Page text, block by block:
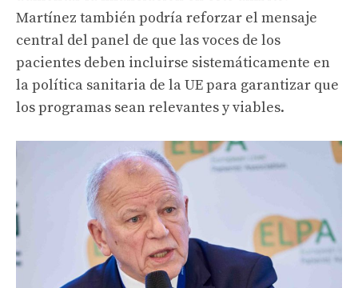
Martínez también podría reforzar el mensaje
central del panel de que las voces de los
pacientes deben incluirse sistemáticamente en
la política sanitaria de la UE para garantizar que
los programas sean relevantes y viables.